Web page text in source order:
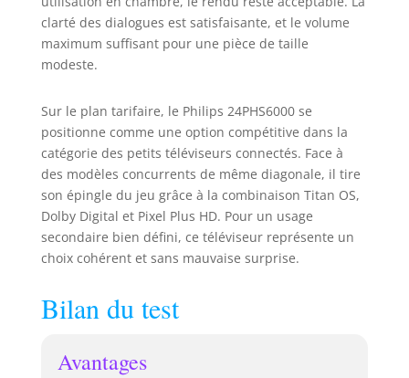
clarté des dialogues est satisfaisante, et le volume
maximum suffisant pour une pièce de taille
modeste.
Sur le plan tarifaire, le Philips 24PHS6000 se
positionne comme une option compétitive dans la
catégorie des petits téléviseurs connectés. Face à
des modèles concurrents de même diagonale, il tire
son épingle du jeu grâce à la combinaison Titan OS,
Dolby Digital et Pixel Plus HD. Pour un usage
secondaire bien défini, ce téléviseur représente un
choix cohérent et sans mauvaise surprise.
Bilan du test
Avantages